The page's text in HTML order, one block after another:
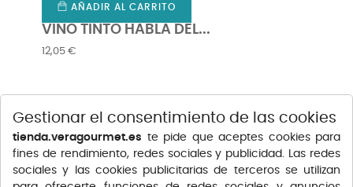
AÑADIR AL CARRITO
VINO TINTO HABLA DEL...
Precio
12,05 €
Gestionar el consentimiento de las cookies
tienda.veragourmet.es te pide que aceptes cookies para
fines de rendimiento, redes sociales y publicidad. Las redes
sociales y las cookies publicitarias de terceros se utilizan